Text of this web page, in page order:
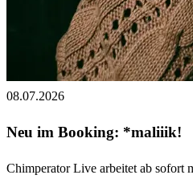
08.07.2026
Neu im Booking: *maliiik!
Chimperator Live arbeitet ab sofort